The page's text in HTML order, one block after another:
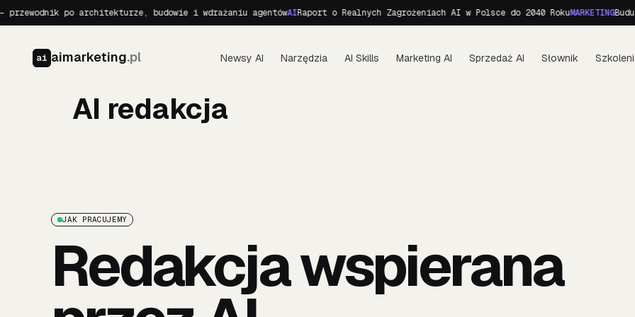
po architekturze, budowie i wdrażaniu agentówAIRaport o Realnych Zagrożeniach AI w Polsce do 2040 RokuMARKETING
ai aimarketing.pl Newsy AI Narzędzia AI Skills Marketing AI Sprzedaż AI Słownik
AI redakcja
JAK PRACUJEMY
Redakcja wspierana